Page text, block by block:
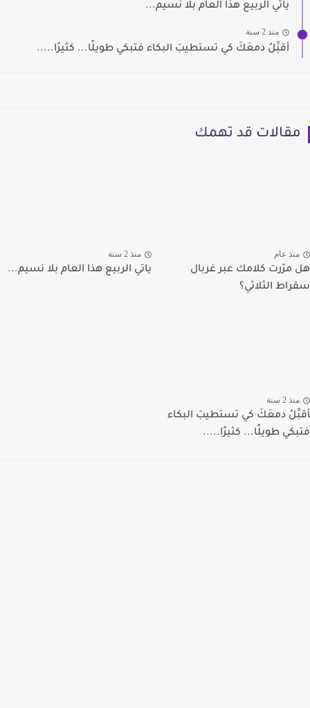
ياتي الربيع هذا العام بلا نسيم...
منذ 2 سنة
أقبِّلُ دمعَكَ كي تستطيبَ البكاء فتبكي طويلًا... كثيرًا.....
مقالات قد تهمك
منذ عام
هل مرّرت كلامك عبر غربال
سقراط الثلاثي؟
منذ 2 سنة
ياتي الربيع هذا العام بلا نسيم...
منذ 2 سنة
أقبِّلُ دمعَكَ كي تستطيبَ البكاء
فتبكي طويلًا... كثيرًا.....